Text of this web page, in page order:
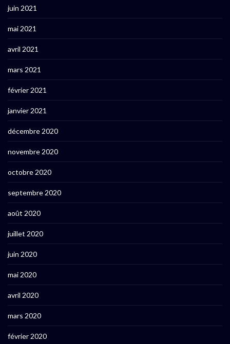
juin 2021
mai 2021
avril 2021
mars 2021
février 2021
janvier 2021
décembre 2020
novembre 2020
octobre 2020
septembre 2020
août 2020
juillet 2020
juin 2020
mai 2020
avril 2020
mars 2020
février 2020